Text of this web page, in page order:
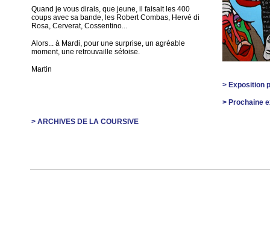
Quand je vous dirais, que jeune, il faisait les 400
coups avec sa bande, les Robert Combas, Hervé di
Rosa, Cerverat, Cossentino...
Alors... à Mardi, pour une surprise, un agréable
moment, une retrouvaille sétoise.
Martin
> ARCHIVES DE LA COURSIVE
> Exposition
> Prochaine